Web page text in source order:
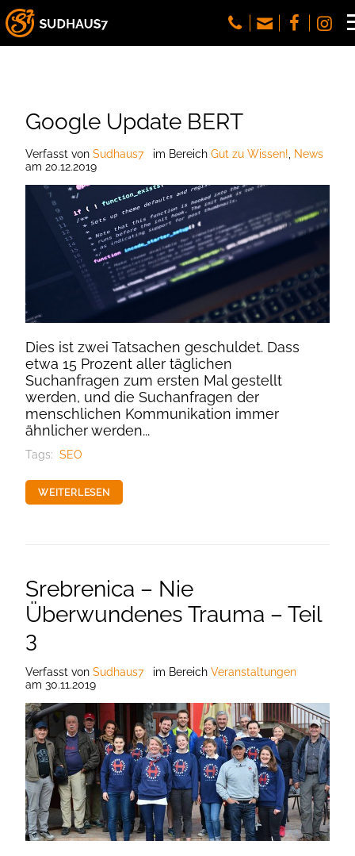
Google Update BERT
Verfasst von Sudhaus7 im Bereich Gut zu Wissen!
News
am 20.12.2019
Dies ist zwei Tatsachen geschuldet. Dass
etwa 15 Prozent aller täglichen
Suchanfragen zum ersten Mal gestellt
werden, und die Suchanfragen der
menschlichen Kommunikation immer
ähnlicher werden...
Tags: SEO
WEITERLESEN
Srebrenica – Nie
Überwundenes Trauma – Teil
3
Verfasst von Sudhaus7 im Bereich Veranstaltungen
am 30.11.2019